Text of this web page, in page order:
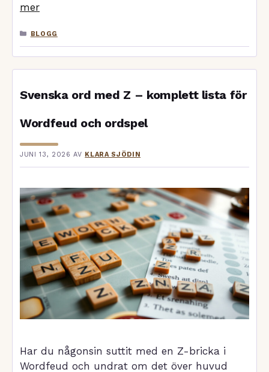
mer
KATEGORIER
BLOGG
Svenska ord med Z – komplett lista för
Wordfeud och ordspel
JUNI 13, 2026 AV KLARA SJÖDIN
Har du någonsin suttit med en Z-bricka i
Wordfeud och undrat om det över huvud